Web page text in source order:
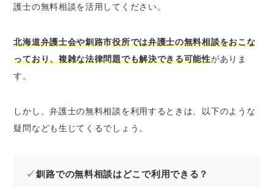
釧路の弁護士に離婚問題の無料法律相談をし
釧路の弁護士に債務整理の無料法律相談をし
たいとき
たいとき
釧路の弁護士に交通事故の無料法律相談をし
たいとき
護士の無料相談を活用してください。
北海道弁護士会や釧路市役所では弁護士の無料相談をおこな
っており、複雑な法律問題でも解決できる可能性がありま
す。
しかし、弁護士の無料相談を利用するときは、以下のような
疑問なども生じてくるでしょう。
釧路での無料相談はどこで利用できる？